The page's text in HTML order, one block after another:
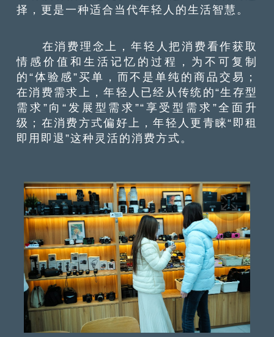
择，更是一种适合当代年轻人的生活智慧。
在消费理念上，年轻人把消费看作获取
情感价值和生活记忆的过程，为不可复制
的“体验感”买单，而不是单纯的商品交易；
在消费需求上，年轻人已经从传统的“生存型
需求”向“发展型需求”“享受型需求”全面升
级；在消费方式偏好上，年轻人更青睐“即租
即用即退”这种灵活的消费方式。